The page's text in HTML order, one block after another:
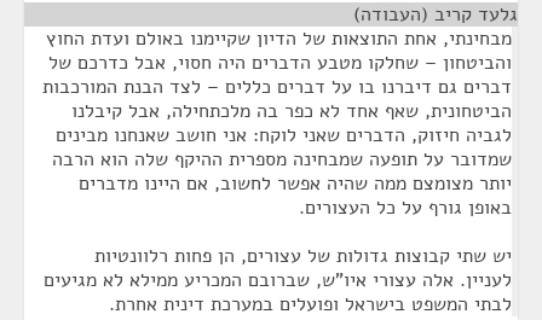
גלעד קריב (העבודה)
מבחינתי, אחת התוצאות של הדיון שקיימנו באולם ועדת החוץ
והביטחון – שחלקו מטבע הדברים היה חסוי, אבל כדרכם של
דברים גם דיברנו בו על דברים כללים – לצד הבנת המורכבות
הביטחונית, שאף אחד לא כפר בה מלכתחילה, אבל קיבלנו
לגביה חיזוק, הדברים שאני לוקח: אני חושב שאנחנו מבינים
שמדובר על תופעה שמבחינה מספרית ההיקף שלה הוא הרבה
יותר מצומצם ממה שהיה אפשר לחשוב, אם היינו מדברים
באופן גורף על כל העצורים.
יש שתי קבוצות גדולות של עצורים, הן פחות רלוונטיות
לעניין. אלה עצורי איו"ש, שברובם המכריע ממילא לא מגיעים
לבתי המשפט בישראל ופועלים במערכת דינית אחרת.